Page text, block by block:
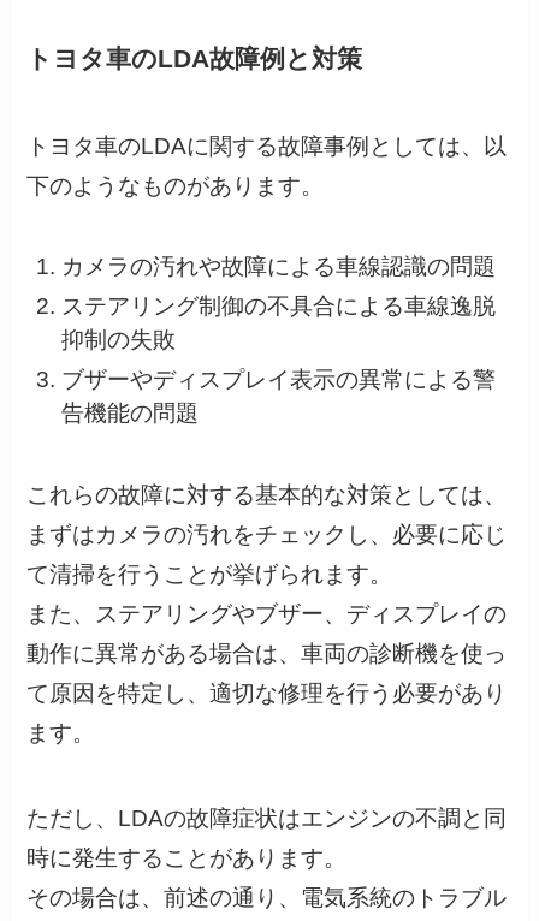
トヨタ車のLDA故障例と対策
トヨタ車のLDAに関する故障事例としては、以
下のようなものがあります。
カメラの汚れや故障による車線認識の問題
ステアリング制御の不具合による車線逸脱
抑制の失敗
ブザーやディスプレイ表示の異常による警
告機能の問題
これらの故障に対する基本的な対策としては、
まずはカメラの汚れをチェックし、必要に応じ
て清掃を行うことが挙げられます。
また、ステアリングやブザー、ディスプレイの
動作に異常がある場合は、車両の診断機を使っ
て原因を特定し、適切な修理を行う必要があり
ます。
ただし、LDAの故障症状はエンジンの不調と同
時に発生することがあります。
その場合は、前述の通り、電気系統のトラブル